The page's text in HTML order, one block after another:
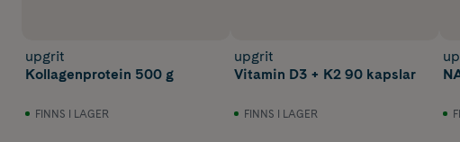
upgrit
Kollagenprotein 500 g
FINNS I LAGER
upgrit
Vitamin D3 + K2 90 kapslar
FINNS I LAGER